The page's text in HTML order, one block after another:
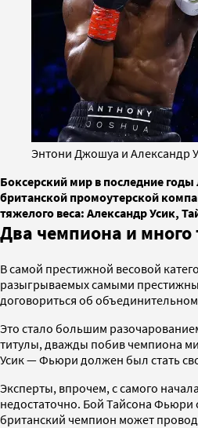
Энтони Джошуа и Александр
Боксерский мир в последние
британской промоутерской
тяжелого веса: Александр Усик,
Два чемпиона и много
В самой престижной весовой
разыгрываемых самыми
договориться об
Это стало большим
титулы, дважды побив чемпиона
Усик — Фьюри должен был стать
Эксперты, впрочем, с самого
недостаточно. Бой Тайсона
британский чемпион может